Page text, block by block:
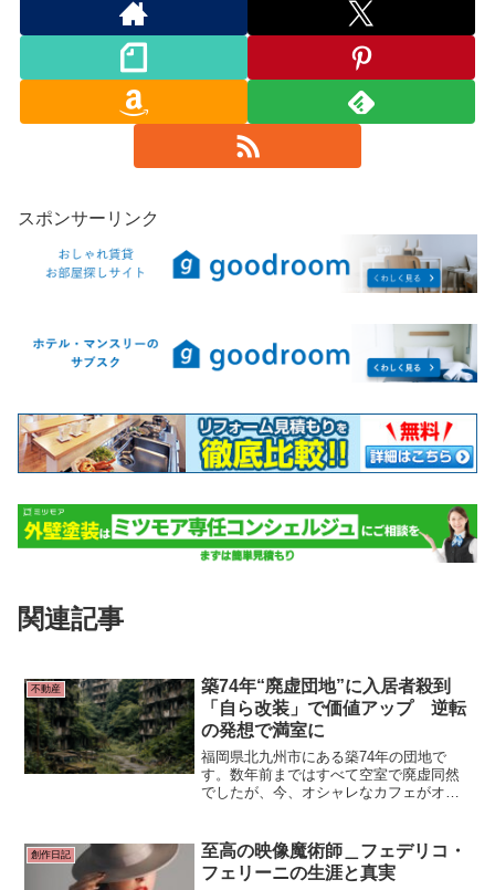
スポンサーリンク
関連記事
不動産
築74年“廃虚団地”に入居者殺到
「自ら改装」で価値アップ 逆転
の発想で満室に
福岡県北九州市にある築74年の団地で
す。数年前まではすべて空室で廃虚同然
でしたが、今、オシャレなカフェがオー
福岡県北九州市「門司港」。明治時代
に開港、世界からの玄関口。
創作日記
至高の映像魔術師＿フェデリコ・
フェリーニの生涯と真実